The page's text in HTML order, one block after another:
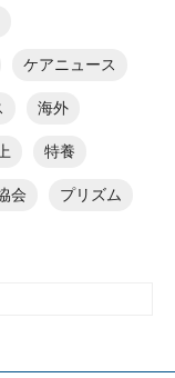
ケアニュース
海外
特養
会 プリズム